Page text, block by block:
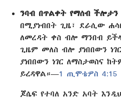
ንባብ በጥልቀት የማሰብ ችሎታን
በሚያነብበት ጊዜ፣ ደራሲው
ለመረዳት ቀስ ብሎ ማንበብ
ጊዜም መለስ ብሎ ያነበበውን
ያነበበውን ነገር ለማስታወስና
ይረዳዋል።—1 ጢሞቴዎስ 4:15
ጆሴፍ የተባለ አንድ አባት